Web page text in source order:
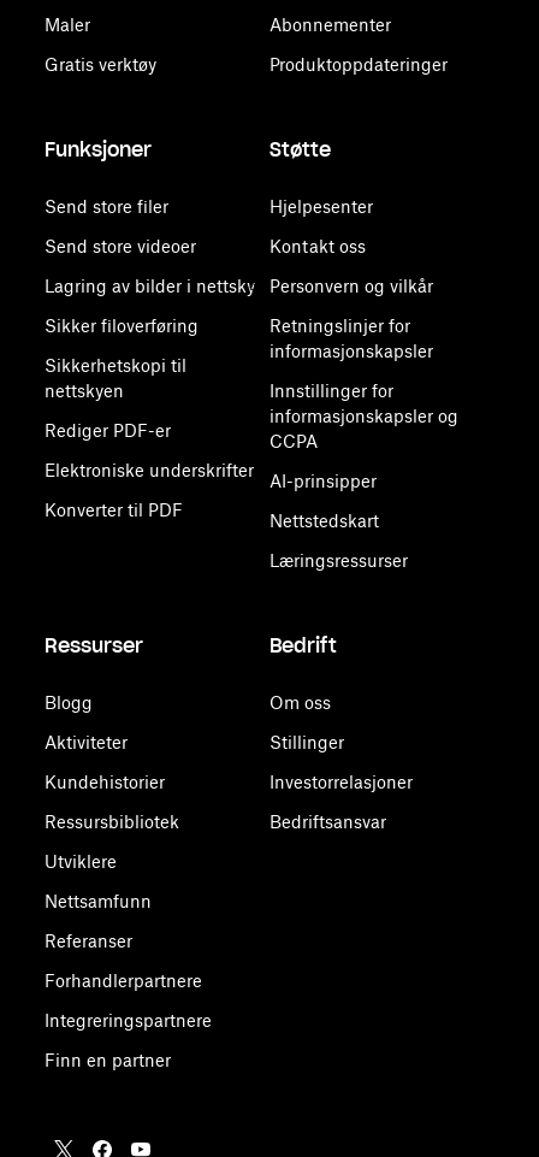
Maler
Gratis verktøy
Abonnementer
Produktoppdateringer
Funksjoner
Send store filer
Send store videoer
Lagring av bilder i nettsky
Sikker filoverføring
Sikkerhetskopi til
nettskyen
Rediger PDF-er
Elektroniske underskrifter
Konverter til PDF
Støtte
Hjelpesenter
Kontakt oss
Personvern og vilkår
Retningslinjer for
informasjonskapsler
Innstillinger for
informasjonskapsler og
CCPA
AI-prinsipper
Nettstedskart
Læringsressurser
Ressurser
Blogg
Aktiviteter
Kundehistorier
Ressursbibliotek
Utviklere
Nettsamfunn
Referanser
Forhandlerpartnere
Integreringspartnere
Finn en partner
Bedrift
Om oss
Stillinger
Investorrelasjoner
Bedriftsansvar